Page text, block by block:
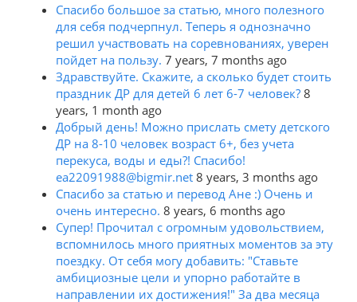
Спасибо большое за статью, много полезного
для себя подчерпнул. Теперь я однозначно
решил участвовать на соревнованиях, уверен
пойдет на пользу. 7 years, 7 months ago
Здравствуйте. Скажите, а сколько будет стоить
праздник ДР для детей 6 лет 6-7 человек? 8
years, 1 month ago
Добрый день! Можно прислать смету детского
ДР на 8-10 человек возраст 6+, без учета
перекуса, воды и еды?! Спасибо!
ea22091988@bigmir.net 8 years, 3 months ago
Спасибо за статью и перевод Ане :) Очень и
очень интересно. 8 years, 6 months ago
Супер! Прочитал с огромным удовольствием,
вспомнилось много приятных моментов за эту
поездку. От себя могу добавить: "Ставьте
амбициозные цели и упорно работайте в
направлении их достижения!" За два месяца